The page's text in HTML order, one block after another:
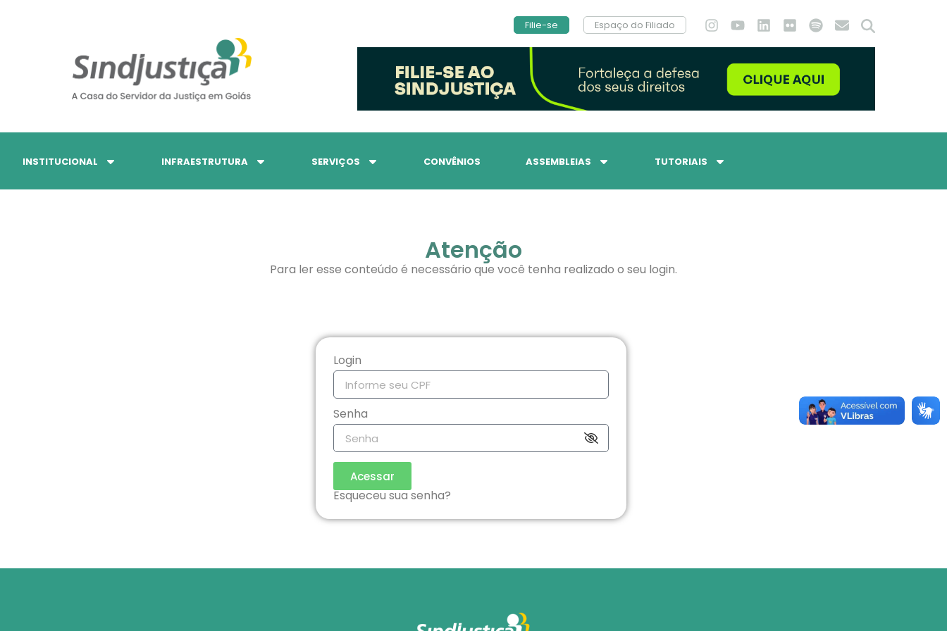
Filie-se Espaço do Filiado
INSTITUCIONAL INFRAESTRUTURA SERVIÇOS CONVÊNIOS ASSEMBLEIAS TUTORIAIS
Atenção
Para ler esse conteúdo é necessário que você tenha realizado o seu login.
Login
Senha
Acessar
Esqueceu sua senha?